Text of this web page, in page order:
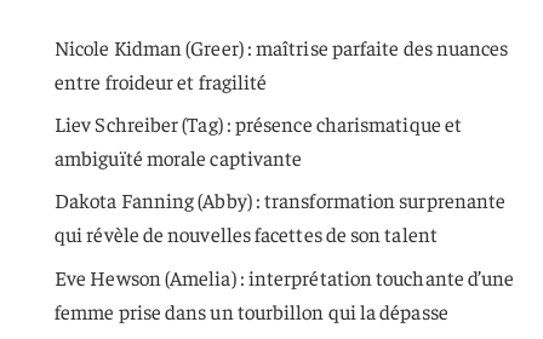
Nicole Kidman (Greer) : maîtrise parfaite des nuances
entre froideur et fragilité
Liev Schreiber (Tag) : présence charismatique et
ambiguïté morale captivante
Dakota Fanning (Abby) : transformation surprenante
qui révèle de nouvelles facettes de son talent
Eve Hewson (Amelia) : interprétation touchante d’une
femme prise dans un tourbillon qui la dépasse